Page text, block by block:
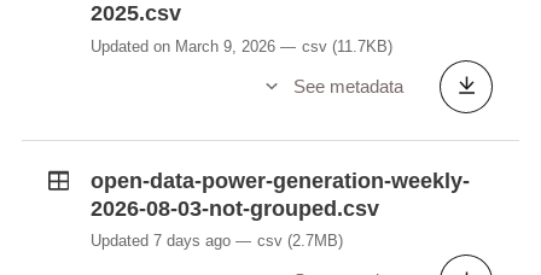
2025.csv
Updated on March 9, 2026 csv (11.7KB)
See metadata
open-data-power-generation-weekly-
2026-08-03-not-grouped.csv
Updated 7 days ago csv (2.7MB)